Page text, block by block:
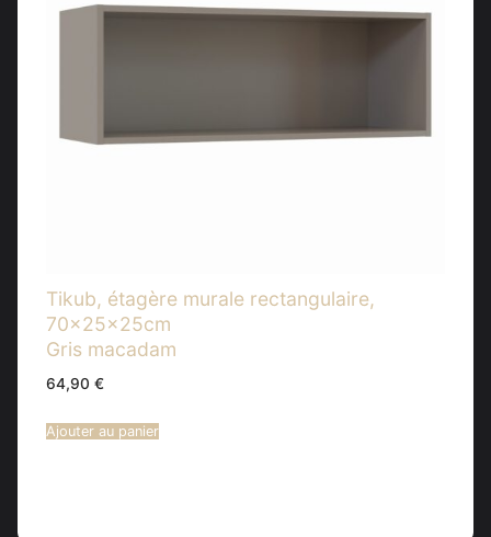
Tikub, étagère murale rectangulaire,
70x25x25cm
Gris macadam
64,90 €
Ajouter au panier